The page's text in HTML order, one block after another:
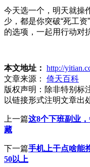
今天选一个，明天就操
少，都是你突破“死工
的选项，一起用行动对
本文地址： http://
文章来源：
倚天百科
版权声明： 除非特别标
以链接形式注明文章出
上一篇这8个下班副业
藏
下一篇手机上干点啥能
50以上